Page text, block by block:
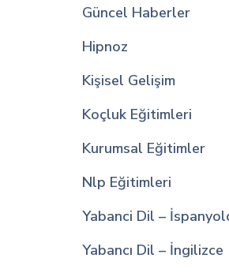
Güncel Haberler
Hipnoz
Kişisel Gelişim
Koçluk Eğitimleri
Kurumsal Eğitimler
Nlp Eğitimleri
Yabanci Dil –
Yabancı Dil – İngilizce